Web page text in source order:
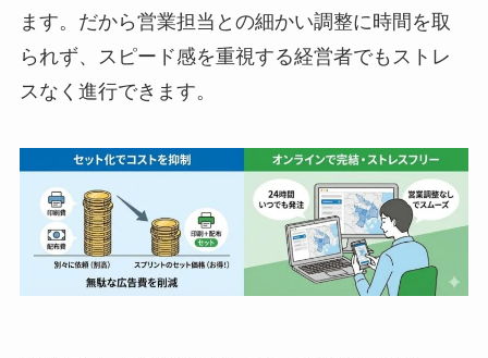
ます。だから営業担当との細かい調整に時間を取
られず、スピード感を重視する経営者でもストレ
スなく進行できます。